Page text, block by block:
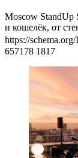
Moscow StandUp
и кошелёк, от
https://
657178 1817